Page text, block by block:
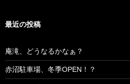
最近の投稿
庵滝、どうなるかなぁ？
赤沼駐車場、冬季OPEN！？